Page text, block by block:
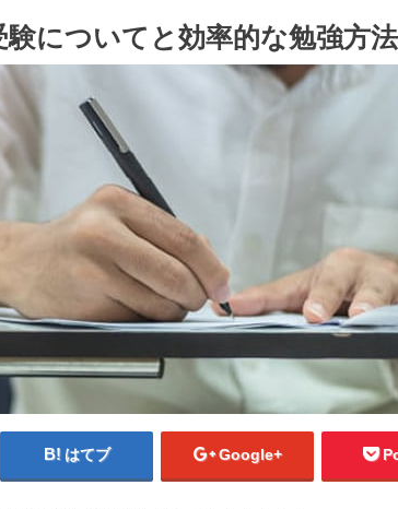
についてと効率的な勉強方法
はてブ Google+